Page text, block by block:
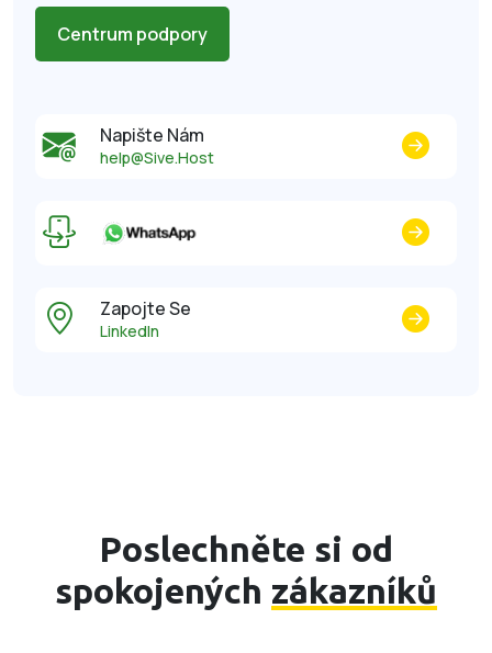
Centrum podpory
Napište Nám
help@Sive.Host
Zapojte Se
LinkedIn
Poslechněte si od
spokojených zákazníků